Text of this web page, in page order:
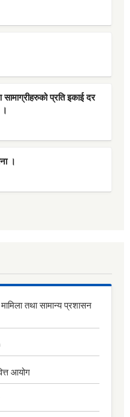
प्रति इकाई दर
।
।
तथा सामान्य प्रशासन
आयोग